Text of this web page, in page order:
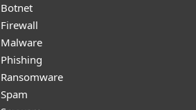
Botnet
Firewall
Malware
Phishing
Ransomware
Spam